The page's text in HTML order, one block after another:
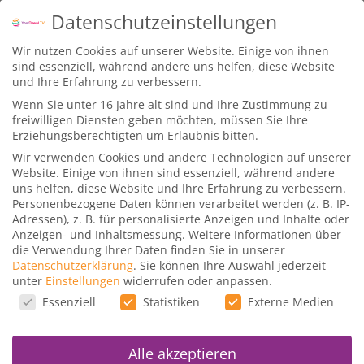
Checkout
[profilepress-checkout]
WILLKOMMEN ZU UNSEREN TRAVEL
KURSEN
Lerne in deinem eigenen Tempo und schaue die
Inhalte so oft du magst.
Datenschutzeinstellungen
Wir nutzen Cookies auf unserer Website. Einige von ihnen
sind essenziell, während andere uns helfen, diese Website
und Ihre Erfahrung zu verbessern.
Wenn Sie unter 16 Jahre alt sind und Ihre Zustimmung zu
freiwilligen Diensten geben möchten, müssen Sie Ihre
Erziehungsberechtigten um Erlaubnis bitten.
Wir verwenden Cookies und andere Technologien auf unserer
Website. Einige von ihnen sind essenziell, während andere
uns helfen, diese Website und Ihre Erfahrung zu verbessern.
Personenbezogene Daten können verarbeitet werden (z. B. IP-
Adressen), z. B. für personalisierte Anzeigen und Inhalte oder
Anzeigen- und Inhaltsmessung. Weitere Informationen über
die Verwendung Ihrer Daten finden Sie in unserer
Datenschutzerklärung. Sie können Ihre Auswahl jederzeit
unter Einstellungen widerrufen oder anpassen.
Datenschutzeinstellungen
Essenziell Statistiken Externe Medien
Alle akzeptieren